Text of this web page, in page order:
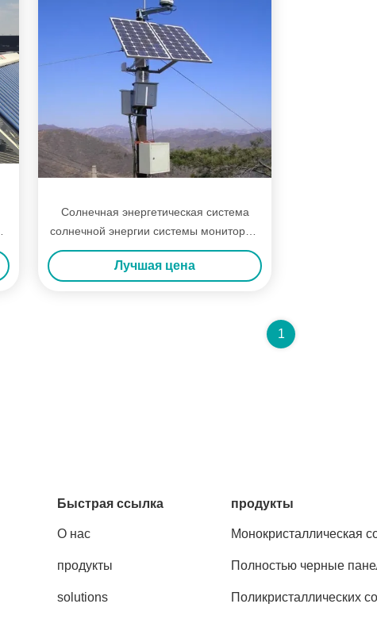
Солнечная энергетическая система
солнечной энергии системы монитора с
панелью солнечных батарей 100В
Лучшая цена
1
Быстрая ссылка
О нас
продукты
solutions
продукты
Монокристаллическая
Полностью черные
Поликристаллических